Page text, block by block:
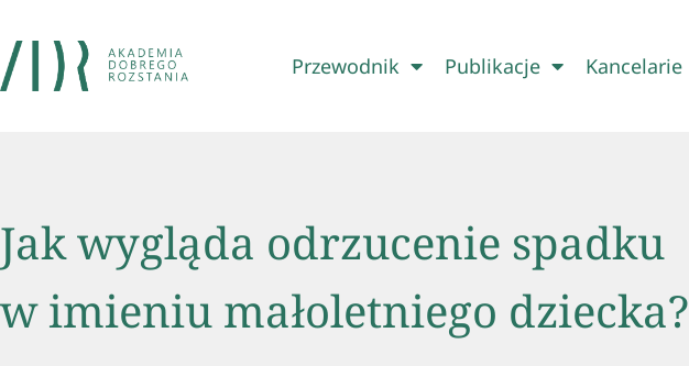
Przewodnik Publikacje Kancelarie
Jak wygląda odrzucenie spadku
w imieniu małoletniego dziecka?